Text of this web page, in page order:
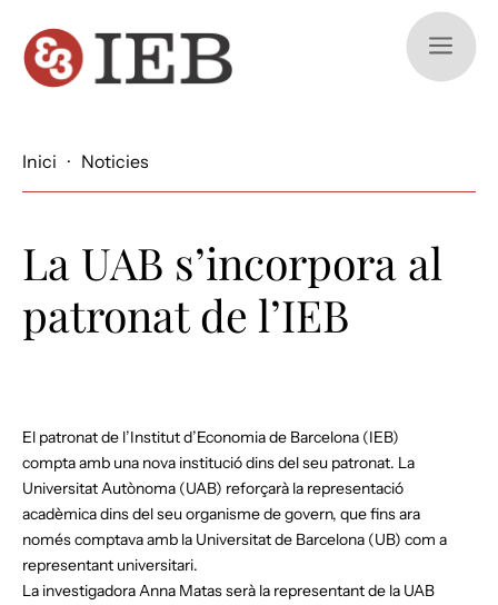
a
Inici · Noticies
La UAB s’incorpora al
patronat de l’IEB
El patronat de l’Institut d’Economia de Barcelona (IEB)
compta amb una nova institució dins del seu patronat. La
Universitat Autònoma (UAB) reforçarà la representació
acadèmica dins del seu organisme de govern, que fins ara
només comptava amb la Universitat de Barcelona (UB) com a
representant universitari.
La investigadora Anna Matas serà la representant de la UAB